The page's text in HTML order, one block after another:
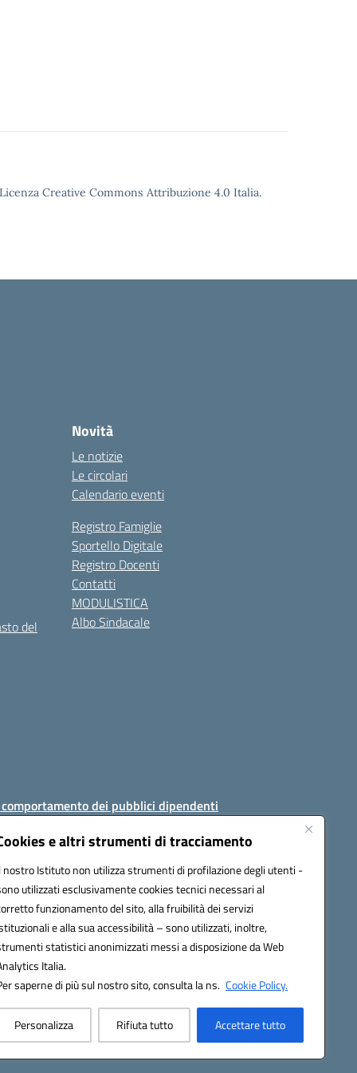
e altri strumenti di tracciamento
nostro Istituto non utilizza strumenti di profilazione degli utenti -
utilizzati esclusivamente cookies tecnici necessari al
funzionamento del sito, alla fruibilità dei servizi
e alla sua accessibilità – sono utilizzati, inoltre,
statistici anonimizzati messi a disposizione da Web
Italia.
saperne di più sul nostro sito, consulta la ns. Cookie Policy.
Personalizza Rifiuta tutto Accettare tutto
Creative Commons Attribuzione 4.0 Italia.
del
Novità
Le notizie
Le circolari
Calendario eventi
Registro Famiglie
Sportello Digitale
Registro Docenti
Contatti
MODULISTICA
Albo Sindacale
dei pubblici dipendenti